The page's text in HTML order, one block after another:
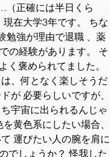
（正確には半日くら
在大学3年です。 ちな
勉強が理由で退職 、薬
の経験があります。 そ
く褒められてました。
、何となく楽しそうだ
が 必要らしいですが、
宇宙に出られるんじゃ
黄色系にしたい場合、
運びたい人の腕を肩に
でしょうか？ 怪我した